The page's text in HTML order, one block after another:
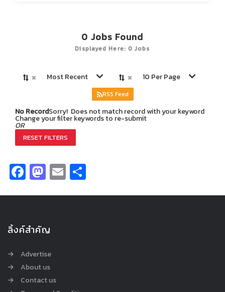
0 Jobs Found
Displayed Here: 0 Jobs
× Most Recent × 10 Per Page
RSS Feed
No RecordSorry! Does not match record with your keyword
Change your filter keywords to re-submit
OR
RESET FILTERS
Facebook
Mastodon
Email
ลิ้งค์สำคัญ
Advertise
About us
Contact us